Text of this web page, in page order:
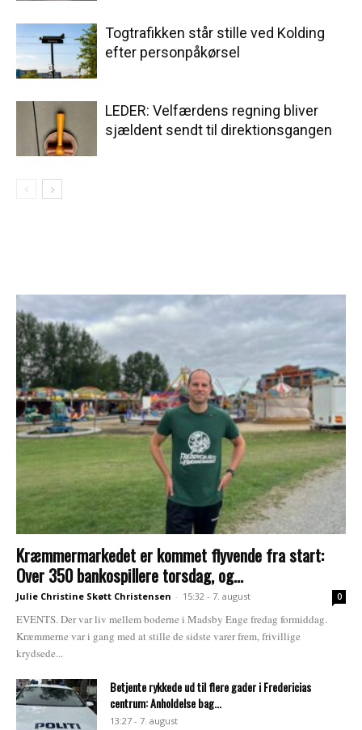
Togtrafikken står stille ved Kolding
efter personpåkørsel
LEDER: Velfærdens regning bliver
sjældent sendt til direktionsgangen
Kræmmermarkedet er kommet flyvende fra start:
Over 350 bankospillere torsdag, og...
Julie Christine Skøtt Christensen - 15:32 - 7. august 0
EVENTS. Der var liv mellem boderne i Madsby Enge fredag formiddag.
Kræmmerne var i gang med at stille de sidste varer frem, frivillige
krydsede...
Betjente rykkede ud til flere gader i Fredericias
centrum: Anholdelse bag...
13:27 - 7. august